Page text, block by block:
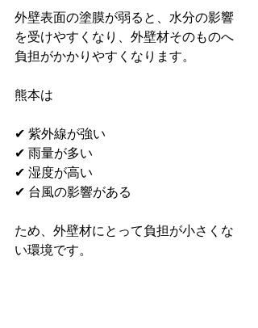
外壁表面の塗膜が弱ると、水分の影響
を受けやすくなり、外壁材そのものへ
負担がかかりやすくなります。
熊本は
✔ 紫外線が強い
✔ 雨量が多い
✔ 湿度が高い
✔ 台風の影響がある
ため、外壁材にとって負担が小さくな
い環境です。